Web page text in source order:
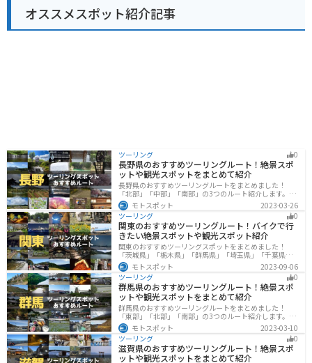
の駅庄和は、休憩スポットとしてだけでなく、観光拠点
としても最適な場所です。ぜひ一度、訪れてみて下さ
い。
オススメスポット紹介記事
ツーリング 0
長野県のおすすめツーリングルート！絶景スポ
ットや観光スポットをまとめて紹介
長野県のおすすめツーリングルートをまとめました！
「北部」「中部」「南部」の3つのルート紹介します。諏
訪湖やビーナスラインのような全国でも有名なツーリン
グスポットが多数あります。バイクで長野県にツーリン
グに行く際は参考にしてください。
モトスポット
2023-03-26
ツーリング
0
関東のおすすめツーリングルート！バイクで行
きたい絶景スポットや観光スポット紹介
関東のおすすめツーリングスポットをまとめました！
「茨城県」「栃木県」「群馬県」「埼玉県」「千葉県」
「東京都」「神奈川県」の各県の観光地紹介します。自
然豊かな山々や湖、温泉地が点在し、四季折々の景色を
楽しめるスポットが多数あります。バイクで関東にツー
リングに行く際は参考にしてください。
モトスポット
2023-09-06
ツーリング
0
群馬県のおすすめツーリングルート！絶景スポ
ットや観光スポットをまとめて紹介
群馬県のおすすめツーリングルートをまとめました！
「東部」「北部」「南部」の3つのルート紹介します。草
津温泉や伊香保温泉など全国でも有名な温泉や豊かな自
然を満喫するツーリングができます。バイクで群馬県に
ツーリングに行く際は参考にしてください。
モトスポット
2023-03-10
ツーリング
0
滋賀県のおすすめツーリングルート！絶景スポ
ットや観光スポットをまとめて紹介